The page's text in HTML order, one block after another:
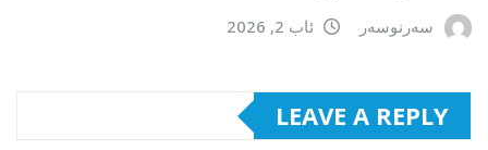
سەرنوسەر ئاب 2, 2026
LEAVE A REPLY